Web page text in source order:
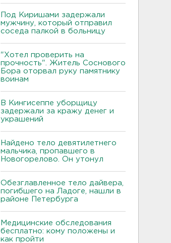
Под Киришами задержали
мужчину, который отправил
соседа палкой в больницу
"Хотел проверить на
прочность". Житель Соснового
Бора оторвал руку памятнику
воинам
В Кингисеппе уборщицу
задержали за кражу денег и
украшений
Найдено тело девятилетнего
мальчика, пропавшего в
Новогорелово. Он утонул
Обезглавленное тело дайвера,
погибшего на Ладоге, нашли в
районе Петербурга
Медицинские обследования
бесплатно: кому положены и
как пройти